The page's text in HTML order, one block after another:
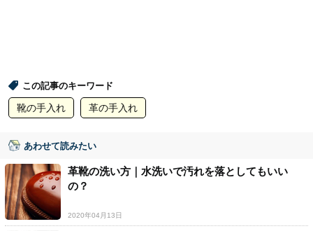
この記事のキーワード
靴の手入れ 革の手入れ
あわせて読みたい
革靴の洗い方｜水洗いで汚れを落としてもいい
の？
2020年04月13日